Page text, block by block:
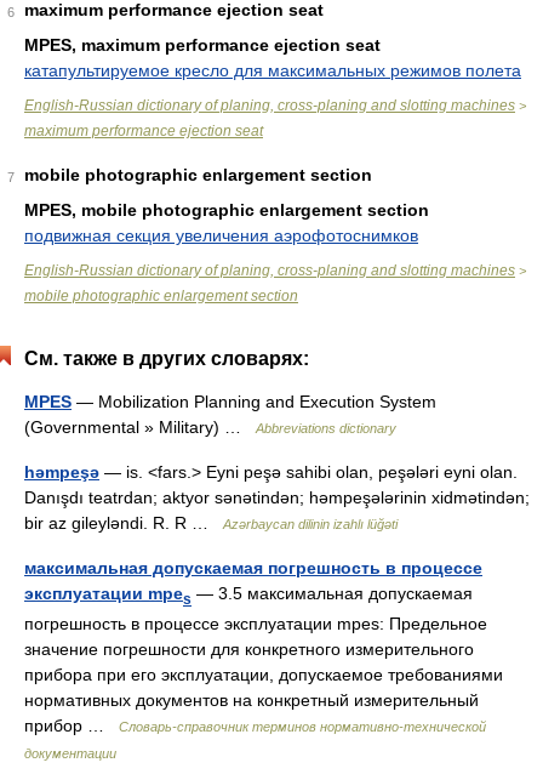
6
maximum performance ejection seat
MPES, maximum performance ejection seat
катапультируемое кресло для максимальных режимов полета
English-Russian dictionary of planing, cross-planing and slotting machines >
maximum performance ejection seat
7
mobile photographic enlargement section
MPES, mobile photographic enlargement section
подвижная секция увеличения аэрофотоснимков
English-Russian dictionary of planing, cross-planing and slotting machines >
mobile photographic enlargement section
См. также в других словарях:
MPES — Mobilization Planning and Execution System
(Governmental » Military) …
Abbreviations dictionary
həmpeşə — is. <fars.> Eyni peşə sahibi olan, peşələri eyni olan.
Danışdı teatrdan; aktyor sənətindən; həmpeşələrinin xidmətindən;
bir az gileyləndi. R. R …
Azərbaycan dilinin izahlı lüğəti
максимальная допускаемая погрешность в процессе
эксплуатации mpes — 3.5 максимальная допускаемая
погрешность в процессе эксплуатации mpes: Предельное
значение погрешности для конкретного измерительного
прибора при его эксплуатации, допускаемое требованиями
нормативных документов на конкретный измерительный
прибор …
Словарь-справочник терминов нормативно-технической
документации